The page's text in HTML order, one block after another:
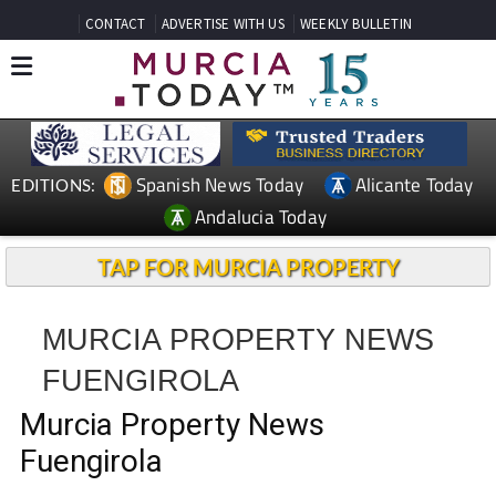
CONTACT ADVERTISE WITH US WEEKLY BULLETIN
EDITIONS: Spanish News Today
Alicante Today
Andalucia Today
TAP FOR MURCIA PROPERTY
MURCIA PROPERTY NEWS
FUENGIROLA
Murcia Property News
Fuengirola